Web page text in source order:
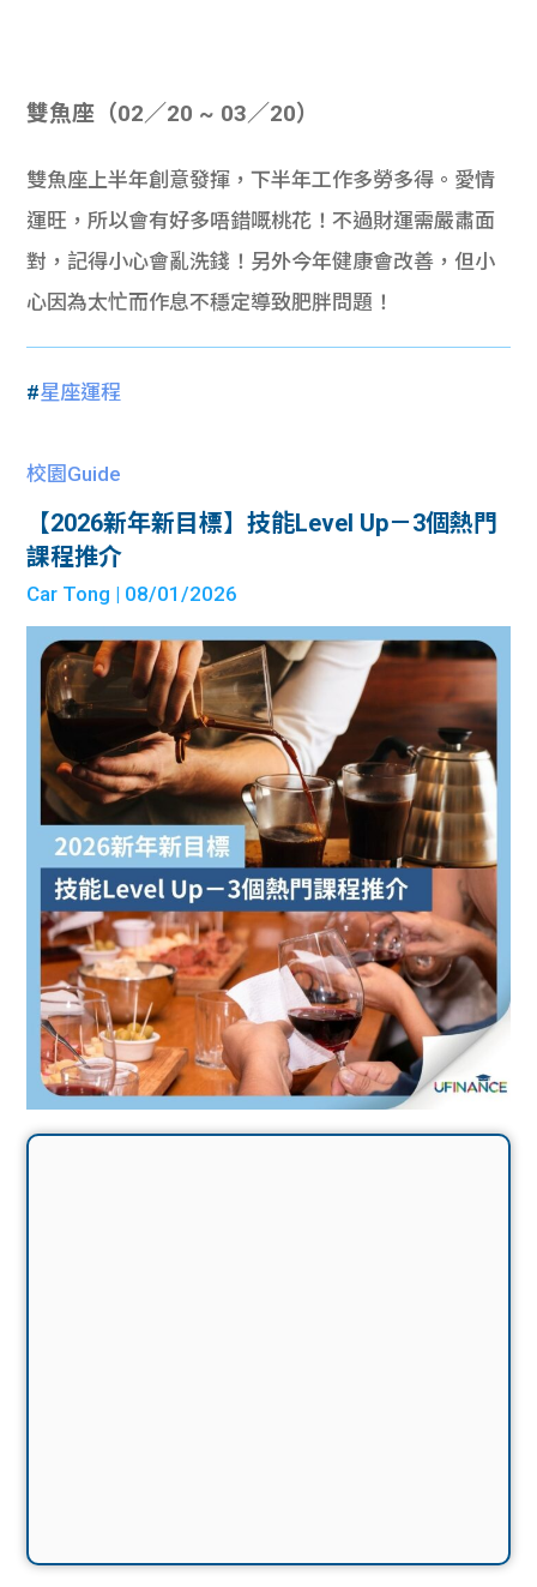
雙魚座（02／20 ~ 03／20）
雙魚座上半年創意發揮，下半年工作多勞多得。愛情
運旺，所以會有好多唔錯嘅桃花！不過財運需嚴肅面
對，記得小心會亂洗錢！另外今年健康會改善，但小
心因為太忙而作息不穩定導致肥胖問題！
#星座運程
校園Guide
【2026新年新目標】技能Level Up－3個熱門
課程推介
Car Tong | 08/01/2026